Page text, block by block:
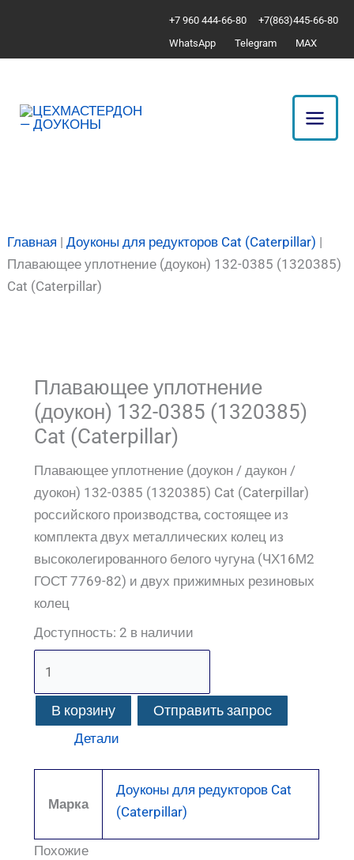
содержимому
+7 960 444-66-80
+7(863)445-66-80
WhatsApp
Telegram MAX
Главная |Доуконы для редукторов Cat (Caterpillar) |
Плавающее уплотнение (доукон) 132-0385 (1320385)
Cat (Caterpillar)
Плавающее уплотнение
(доукон) 132-0385 (1320385)
Cat (Caterpillar)
Плавающее уплотнение (доукон / даукон /
дуокон) 132-0385 (1320385) Cat (Caterpillar)
российского производства, состоящее из
комплекта двух металлических колец из
высоколегированного белого чугуна (ЧХ16М2
ГОСТ 7769-82) и двух прижимных резиновых
колец
Доступность: 2 в наличии
Плавающее
132-
В корзину Отправить запрос
Детали
Марка
Доуконы для редукторов Cat
(Caterpillar)
Похожие